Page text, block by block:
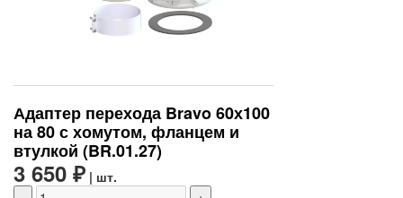
Адаптер перехода Bravo 60х100
на 80 с хомутом, фланцем и
втулкой (BR.01.27)
3 650 ₽ | шт.